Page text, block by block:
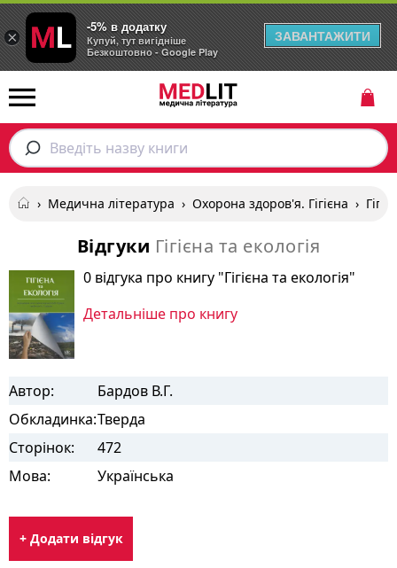
Введіть назву книги
› Медична література › Охорона здоров'я. Гігієна ›
Відгуки Гігієна та екологія
0 відгука про книгу "Гігієна та екологія"
Детальніше про книгу
Автор:
Бардов В.Г.
Обкладинка:Тверда
Сторінок:
472
Мова:
Українська
+ Додати відгук
×
-5% в додатку
Купуй, тут вигідніше
Безкоштовно - Google Play
ЗАВАНТАЖИТИ